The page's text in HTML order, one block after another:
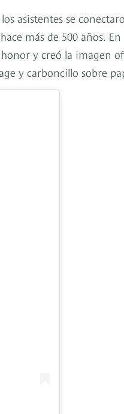
asistentes se
más de 500 años.
y creó la imagen
y carboncillo sobre